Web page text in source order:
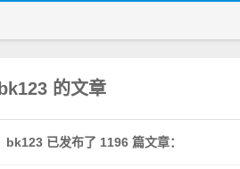
bk123 的文章
bk123 已发布了 1196 篇文章：